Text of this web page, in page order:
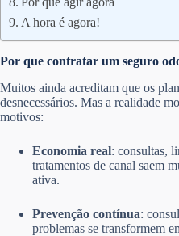
A hora é agora!
Por que contratar um seguro
Muitos ainda acreditam que os
desnecessários. Mas a realidade
motivos:
Economia real: consultas,
tratamentos de canal saem
ativa.
Prevenção contínua:
problemas se transformem